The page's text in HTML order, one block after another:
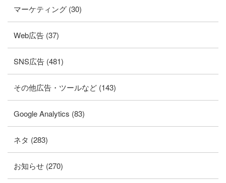
マーケティング (30)
Web広告 (37)
SNS広告 (481)
その他広告・ツールなど (143)
Google Analytics (83)
ネタ (283)
お知らせ (270)